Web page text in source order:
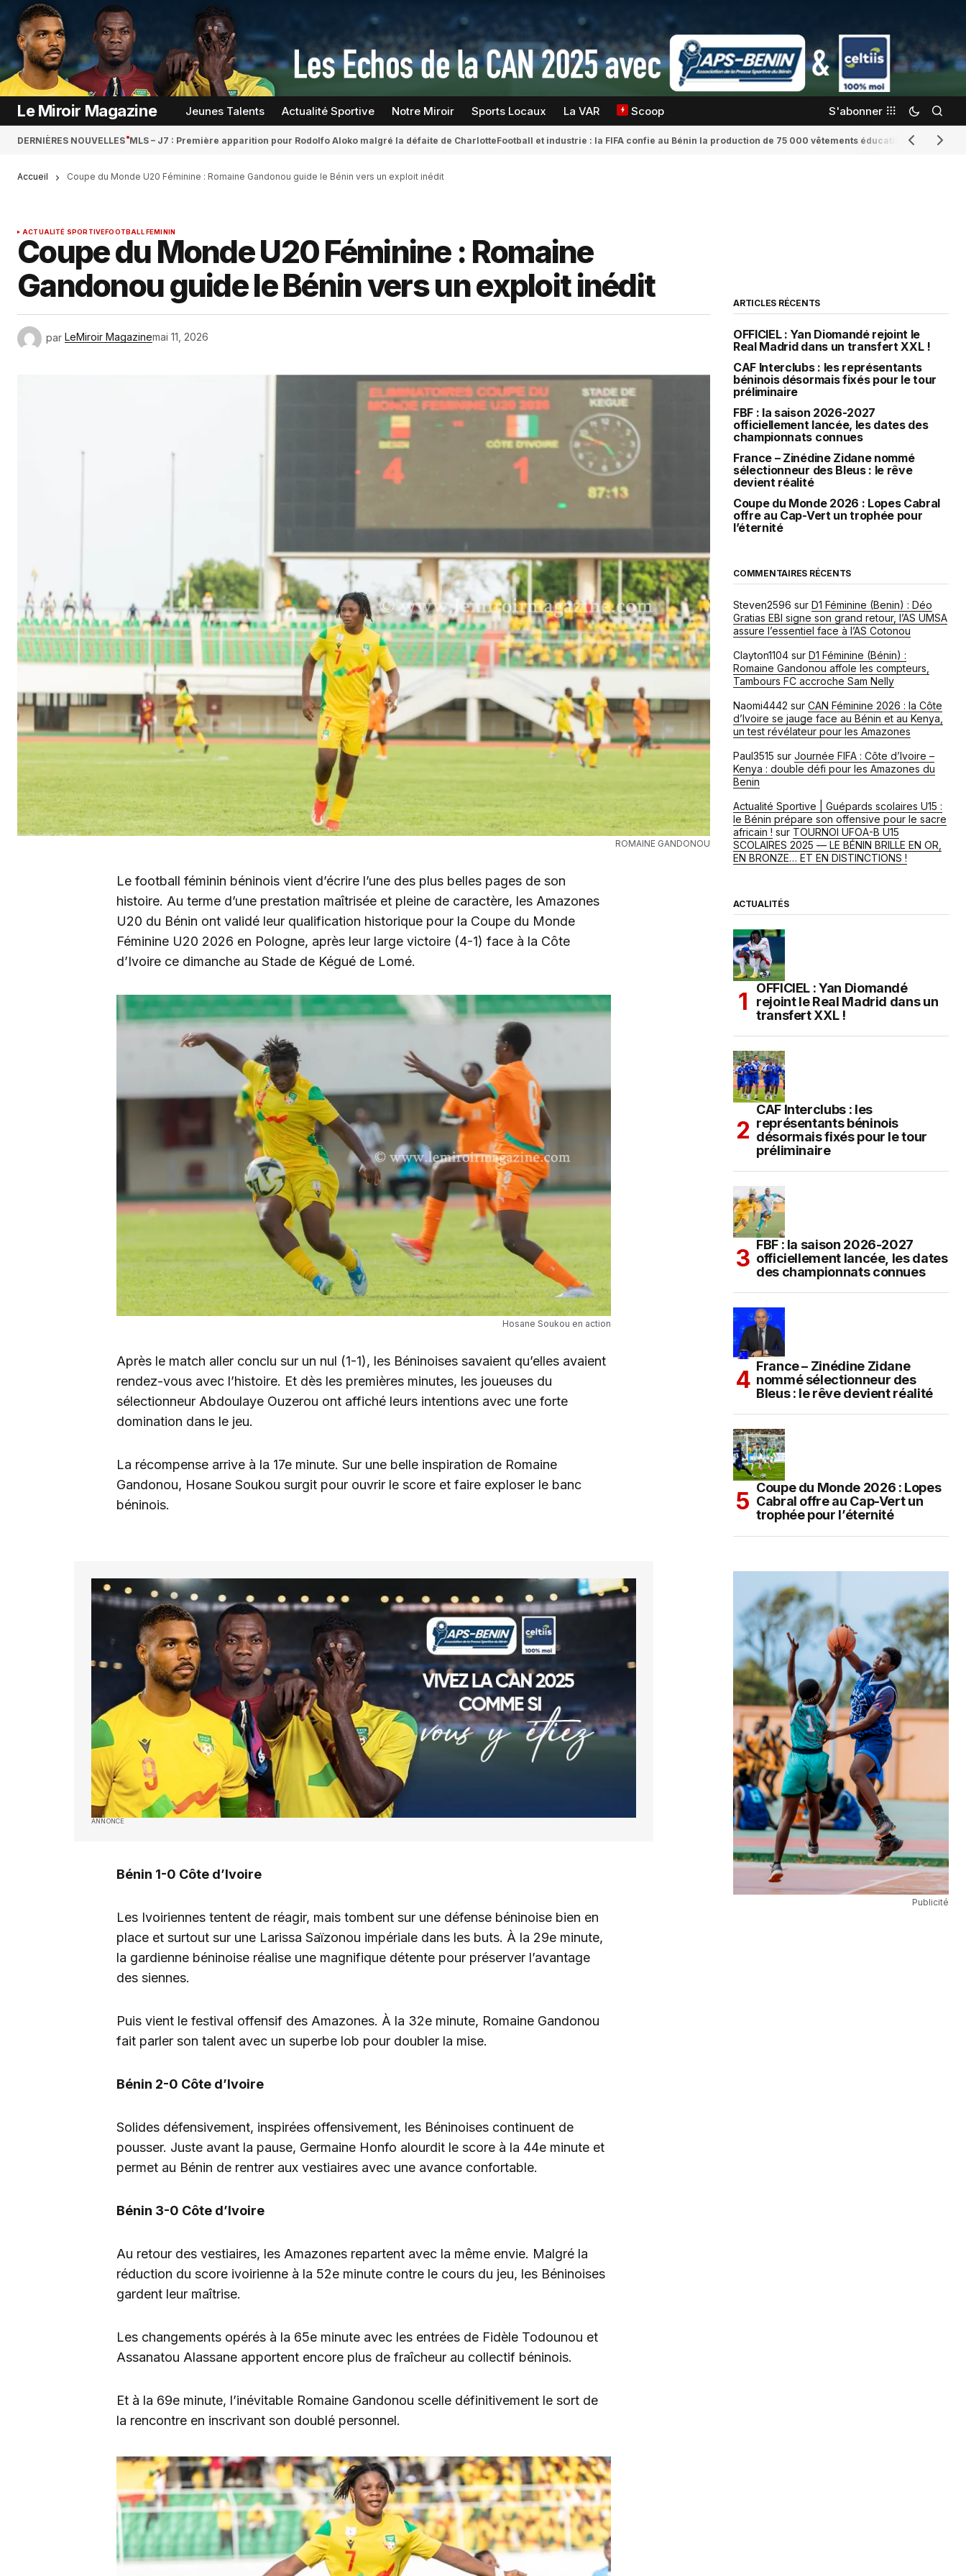
Le Miroir Magazine Jeunes Talents Actualité Sportive Notre Miroir Sports Locaux La VAR Scoop S'abonner
DERNIÈRES NOUVELLES MLS – J7 : Première apparition pour Rodolfo Aloko malgré la défaite de CharlotteFootball et industrie : la FIFA confie au Bénin la production de 75 000 vêtements éducatifs Romaine
Accueil Coupe du Monde U20 Féminine : Romaine Gandonou guide le Bénin vers un exploit inédit
ACTUALITÉ SPORTIVEFOOTBALL FEMININ
Coupe du Monde U20 Féminine : Romaine
Gandonou guide le Bénin vers un exploit inédit
par LeMiroir Magazinemai 11, 2026
ROMAINE GANDONOU
Le football féminin béninois vient d’écrire l’une des plus belles pages de son
histoire. Au terme d’une prestation maîtrisée et pleine de caractère, les Amazones
U20 du Bénin ont validé leur qualification historique pour la Coupe du Monde
Féminine U20 2026 en Pologne, après leur large victoire (4-1) face à la Côte
d’Ivoire ce dimanche au Stade de Kégué de Lomé.
Hosane Soukou en action
Après le match aller conclu sur un nul (1-1), les Béninoises savaient qu’elles avaient
rendez-vous avec l’histoire. Et dès les premières minutes, les joueuses du
sélectionneur Abdoulaye Ouzerou ont affiché leurs intentions avec une forte
domination dans le jeu.
La récompense arrive à la 17e minute. Sur une belle inspiration de Romaine
Gandonou, Hosane Soukou surgit pour ouvrir le score et faire exploser le banc
béninois.
ANNONCE
Bénin 1-0 Côte d’Ivoire
Les Ivoiriennes tentent de réagir, mais tombent sur une défense béninoise bien en
place et surtout sur une Larissa Saïzonou impériale dans les buts. À la 29e minute,
la gardienne béninoise réalise une magnifique détente pour préserver l’avantage
des siennes.
Puis vient le festival offensif des Amazones. À la 32e minute, Romaine Gandonou
fait parler son talent avec un superbe lob pour doubler la mise.
Bénin 2-0 Côte d’Ivoire
Solides défensivement, inspirées offensivement, les Béninoises continuent de
pousser. Juste avant la pause, Germaine Honfo alourdit le score à la 44e minute et
permet au Bénin de rentrer aux vestiaires avec une avance confortable.
Bénin 3-0 Côte d’Ivoire
Au retour des vestiaires, les Amazones repartent avec la même envie. Malgré la
réduction du score ivoirienne à la 52e minute contre le cours du jeu, les Béninoises
gardent leur maîtrise.
Les changements opérés à la 65e minute avec les entrées de Fidèle Todounou et
Assanatou Alassane apportent encore plus de fraîcheur au collectif béninois.
Et à la 69e minute, l’inévitable Romaine Gandonou scelle définitivement le sort de
la rencontre en inscrivant son doublé personnel.
ARTICLES RÉCENTS
OFFICIEL : Yan Diomandé rejoint le
Real Madrid dans un transfert XXL !
CAF Interclubs : les représentants
béninois désormais fixés pour le tour
préliminaire
FBF : la saison 2026-2027
officiellement lancée, les dates des
championnats connues
France – Zinédine Zidane nommé
sélectionneur des Bleus : le rêve
devient réalité
Coupe du Monde 2026 : Lopes Cabral
offre au Cap-Vert un trophée pour
l’éternité
COMMENTAIRES RÉCENTS
Steven2596 sur D1 Féminine (Benin) : Déo
Gratias EBI signe son grand retour, l’AS UMSA
assure l’essentiel face à l’AS Cotonou
Clayton1104 sur D1 Féminine (Bénin) :
Romaine Gandonou affole les compteurs,
Tambours FC accroche Sam Nelly
Naomi4442 sur CAN Féminine 2026 : la Côte
d’Ivoire se jauge face au Bénin et au Kenya,
un test révélateur pour les Amazones
Paul3515 sur Journée FIFA : Côte d’Ivoire –
Kenya : double défi pour les Amazones du
Benin
Actualité Sportive | Guépards scolaires U15 :
le Bénin prépare son offensive pour le sacre
africain ! sur TOURNOI UFOA-B U15
SCOLAIRES 2025 — LE BÉNIN BRILLE EN OR,
EN BRONZE… ET EN DISTINCTIONS !
ACTUALITÉS
OFFICIEL : Yan Diomandé
rejoint le Real Madrid dans un
transfert XXL !
CAF Interclubs : les
représentants béninois
désormais fixés pour le tour
préliminaire
FBF : la saison 2026-2027
officiellement lancée, les dates
des championnats connues
France – Zinédine Zidane
nommé sélectionneur des
Bleus : le rêve devient réalité
Coupe du Monde 2026 : Lopes
Cabral offre au Cap-Vert un
trophée pour l’éternité
Publicité